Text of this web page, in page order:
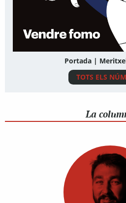
Portada |
TOTS ELS
La